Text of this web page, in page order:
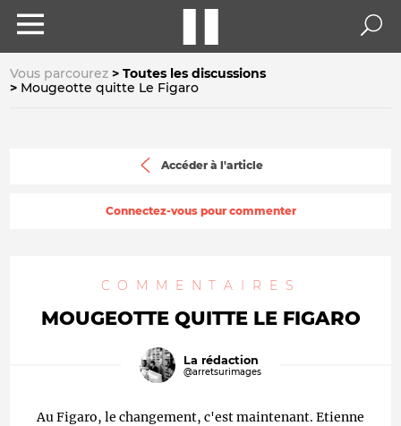
Vous parcourez
Toutes les discussions
Mougeotte quitte Le Figaro
Accéder à l'article
Connectez-vous pour commenter
COMMENTAIRES
MOUGEOTTE QUITTE LE FIGARO
La rédaction
@arretsurimages
Au Figaro, le changement, c'est maintenant. Etienne